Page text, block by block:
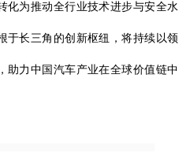
化为推动全行业技术进步与安全水
于长三角的创新枢纽，将持续以领
助力中国汽车产业在全球价值链中